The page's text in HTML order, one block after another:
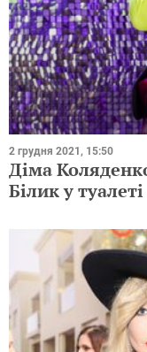
2 грудня 2021, 15:50
Діма
Білик у туалеті